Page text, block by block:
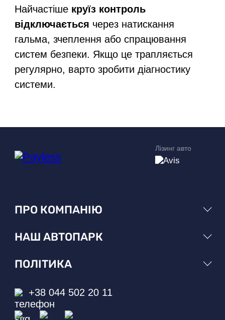
Найчастіше круїз контроль
відключається через натискання
гальма, зчеплення або спрацювання
систем безпеки. Якщо це трапляється
регулярно, варто зробити діагностику
системи.
Лізинг авто
ПРО КОМПАНІЮ
НАШ АВТОПАРК
ПОЛІТИКА
+38 044 502 20 11